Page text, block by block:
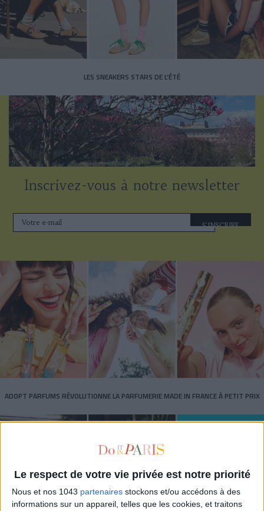
Le respect de votre vie privée est notre priorité
Nous et nos 1043 partenaires stockons et/ou accédons à des
informations sur un appareil, telles que les cookies, et traitons
LES SNEAKERS STARS DE L’ÉTÉ
Inscrivez-vous à notre newsletter
S'INSCRIRE
ADOPT PARFUMS RÉVOLUTIONNE LA PARFUMERIE MADE IN FRANCE À PETIT PRIX